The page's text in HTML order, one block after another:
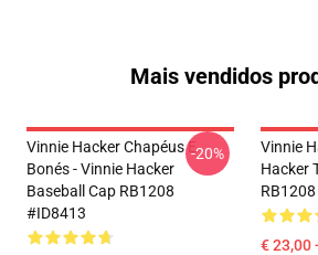
Mais vendidos
Vinnie Hacker Chapéus E
Bonés - Vinnie Hacker
Baseball Cap RB1208
#ID8413
-20%
Vinnie
Hacker
€ 23,00